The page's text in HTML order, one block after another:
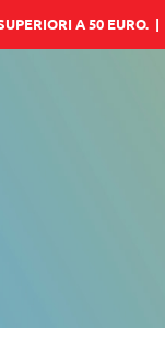
A 50 EURO. |